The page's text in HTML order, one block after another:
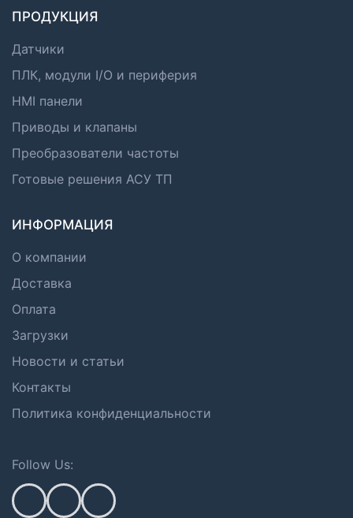
ПРОДУКЦИЯ
Датчики
ПЛК, модули I/O и периферия
HMI панели
Приводы и клапаны
Преобразователи частоты
Готовые решения АСУ ТП
ИНФОРМАЦИЯ
О компании
Доставка
Оплата
Загрузки
Новости и статьи
Контакты
Политика конфиденциальности
Follow Us: